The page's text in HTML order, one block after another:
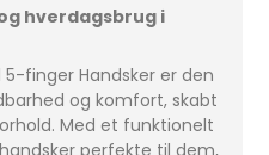
hverdagsbrug i
finger Handsker er den
og komfort, skabt
Med et funktionelt